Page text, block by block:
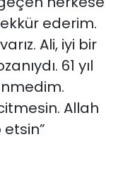
ederim.
Ali, iyi bir
61 yıl
Allah